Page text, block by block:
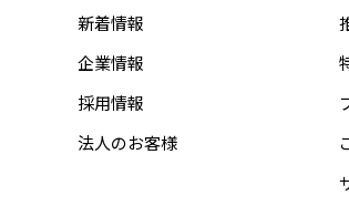
新着情報
企業情報
採用情報
法人のお客様